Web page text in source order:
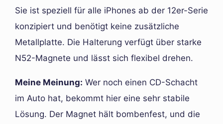
Sie ist speziell für alle iPhones ab der 12er-Serie
konzipiert und benötigt keine zusätzliche
Metallplatte. Die Halterung verfügt über starke
N52-Magnete und lässt sich flexibel drehen.
Meine Meinung: Wer noch einen CD-Schacht
im Auto hat, bekommt hier eine sehr stabile
Lösung. Der Magnet hält bombenfest, und die